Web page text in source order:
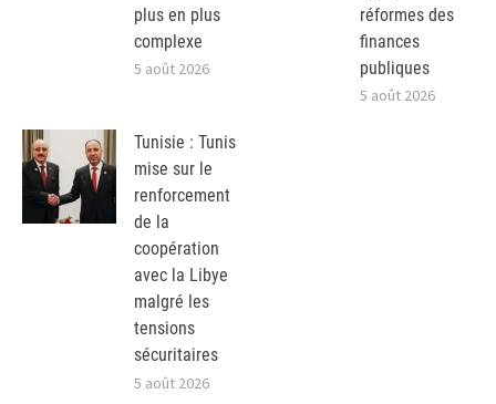
plus en plus
complexe
5 août 2026
réformes des
finances
publiques
5 août 2026
Tunisie : Tunis
mise sur le
renforcement
de la
coopération
avec la Libye
malgré les
tensions
sécuritaires
5 août 2026